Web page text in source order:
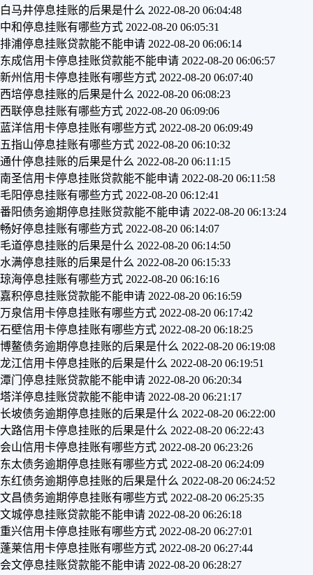
白马井停息挂账的后果是什么 2022-08-20 06:04:48
中和停息挂账有哪些方式 2022-08-20 06:05:31
排浦停息挂账贷款能不能申请 2022-08-20 06:06:14
东成信用卡停息挂账贷款能不能申请 2022-08-20 06:06:57
新州信用卡停息挂账有哪些方式 2022-08-20 06:07:40
西培停息挂账的后果是什么 2022-08-20 06:08:23
西联停息挂账有哪些方式 2022-08-20 06:09:06
蓝洋信用卡停息挂账有哪些方式 2022-08-20 06:09:49
五指山停息挂账有哪些方式 2022-08-20 06:10:32
通什停息挂账的后果是什么 2022-08-20 06:11:15
南圣信用卡停息挂账贷款能不能申请 2022-08-20 06:11:58
毛阳停息挂账有哪些方式 2022-08-20 06:12:41
番阳债务逾期停息挂账贷款能不能申请 2022-08-20 06:13:24
畅好停息挂账有哪些方式 2022-08-20 06:14:07
毛道停息挂账的后果是什么 2022-08-20 06:14:50
水满停息挂账的后果是什么 2022-08-20 06:15:33
琼海停息挂账有哪些方式 2022-08-20 06:16:16
嘉积停息挂账贷款能不能申请 2022-08-20 06:16:59
万泉信用卡停息挂账有哪些方式 2022-08-20 06:17:42
石壁信用卡停息挂账有哪些方式 2022-08-20 06:18:25
博鳌债务逾期停息挂账的后果是什么 2022-08-20 06:19:08
龙江信用卡停息挂账的后果是什么 2022-08-20 06:19:51
潭门停息挂账贷款能不能申请 2022-08-20 06:20:34
塔洋停息挂账贷款能不能申请 2022-08-20 06:21:17
长坡债务逾期停息挂账的后果是什么 2022-08-20 06:22:00
大路信用卡停息挂账的后果是什么 2022-08-20 06:22:43
会山信用卡停息挂账有哪些方式 2022-08-20 06:23:26
东太债务逾期停息挂账有哪些方式 2022-08-20 06:24:09
东红债务逾期停息挂账的后果是什么 2022-08-20 06:24:52
文昌债务逾期停息挂账有哪些方式 2022-08-20 06:25:35
文城停息挂账贷款能不能申请 2022-08-20 06:26:18
重兴信用卡停息挂账有哪些方式 2022-08-20 06:27:01
蓬莱信用卡停息挂账有哪些方式 2022-08-20 06:27:44
会文停息挂账贷款能不能申请 2022-08-20 06:28:27